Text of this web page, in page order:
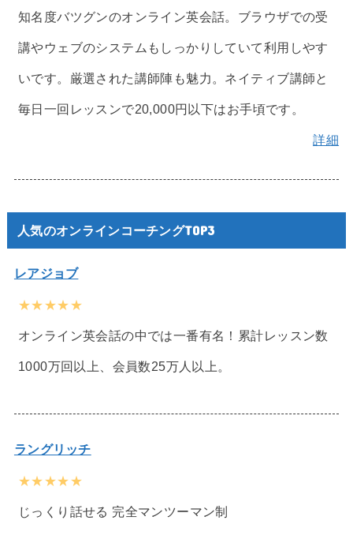
知名度バツグンのオンライン英会話。ブラウザでの受
講やウェブのシステムもしっかりしていて利用しやす
いです。厳選された講師陣も魅力。ネイティブ講師と
毎日一回レッスンで20,000円以下はお手頃です。
詳細
人気のオンラインコーチングTOP3
レアジョブ
★★★★★
オンライン英会話の中では一番有名！累計レッスン数
1000万回以上、会員数25万人以上。
ラングリッチ
★★★★★
じっくり話せる 完全マンツーマン制